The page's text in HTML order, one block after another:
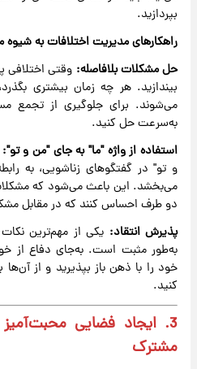
بپردازید.
راهکارهای مدیریت اختلافات به شیوه
حل مشکلات بلافاصله: وقتی اختلافی
بیندازید. هر چه زمان بیشتری
می‌شوند. برای جلوگیری از تجمع
به‌سرعت حل کنید.
استفاده از واژه "ما" به جای "من و تو":
و تو" در گفتگوهای زناشویی، به
می‌بخشد. این باعث می‌شود که
دو طرف احساس کنند که در مقابل
پذیرش انتقاد: یکی از مهم‌ترین
به‌طور مثبت است. به‌جای دفاع از
خود را با ذهن باز بپذیرید و از آن‌ها
کنید.
3. ایجاد فضایی
مشترک